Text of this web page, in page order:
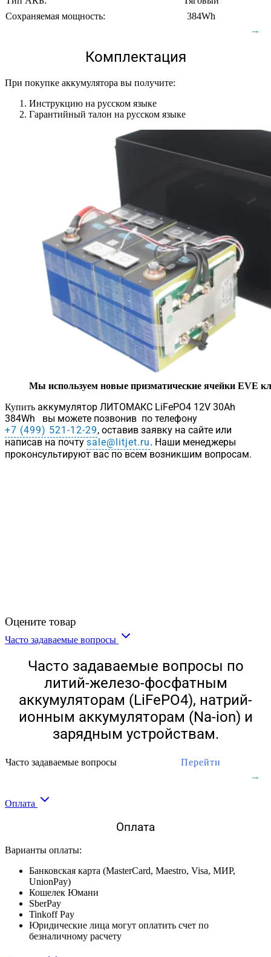
Сохраняемая мощность:
384Wh
Комплектация
При покупке аккумулятора вы получите:
Инструкцию на русском языке
Гарантийный талон на русском языке
Мы используем новые призматические ячейки EVE
Купить аккумулятор ЛИТОМАКС LiFePO4 12V 30Ah
384Wh
вы можете позвонив по телефону
+7 (499) 521-12-29, оставив заявку на сайте или
написав на почту sale@litjet.ru. Наши менеджеры
проконсультируют вас по всем возникшим вопросам.
Оцените товар
Часто задаваемые вопросы
Часто задаваемые вопросы по
литий-железо-фосфатным
аккумуляторам (LiFePO4), натрий-
ионным аккумуляторам (Na-ion) и
зарядным устройствам.
Часто задаваемые вопросы Перейти
Оплата
Оплата
Варианты оплаты:
Банковская карта (MasterCard, Maestro, Visa, МИР,
UnionPay)
Кошелек Юмани
SberPay
Tinkoff Pay
Юридические лица могут оплатить счет по
безналичному расчету